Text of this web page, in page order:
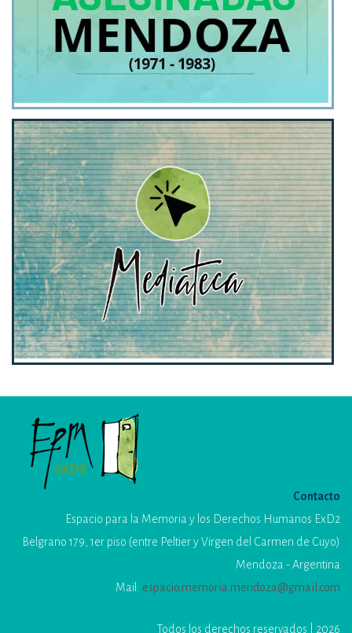
Contacto
Espacio para la Memoria y los Derechos Humanos ExD2
Belgrano 179, 1er piso (entre Peltier y Virgen del Carmen de Cuyo)
Mendoza - Argentina
Mail: espacio.memoria.mendoza@gmail.com
Todos los derechos reservados | 2026